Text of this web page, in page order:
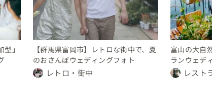
100 〜 150 万円
100 〜
300 〜 350 万円
300 〜
」
〜 10 万円
〜 10
【群馬県富岡市】レトロな街中で、夏
のおさんぽウェディングフォト
レトロ・街中
150 〜 200 万円
富山の大自
ランウェデ
レスト